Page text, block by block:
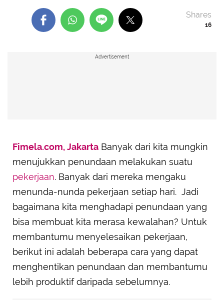
16
Shares
Advertisement
Fimela.com, Jakarta Banyak dari kita mungkin
menujukkan penundaan melakukan suatu
pekerjaan. Banyak dari mereka mengaku
menunda-nunda pekerjaan setiap hari. Jadi
bagaimana kita menghadapi penundaan yang
bisa membuat kita merasa kewalahan? Untuk
membantumu menyelesaikan pekerjaan,
berikut ini adalah beberapa cara yang dapat
menghentikan penundaan dan membantumu
lebih produktif daripada sebelumnya.